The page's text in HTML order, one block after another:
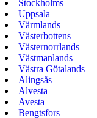
Stockholms
Uppsala
Värmlands
Västerbottens
Västernorrlands
Västmanlands
Västra Götalands
Alingsås
Alvesta
Avesta
Bengtsfors